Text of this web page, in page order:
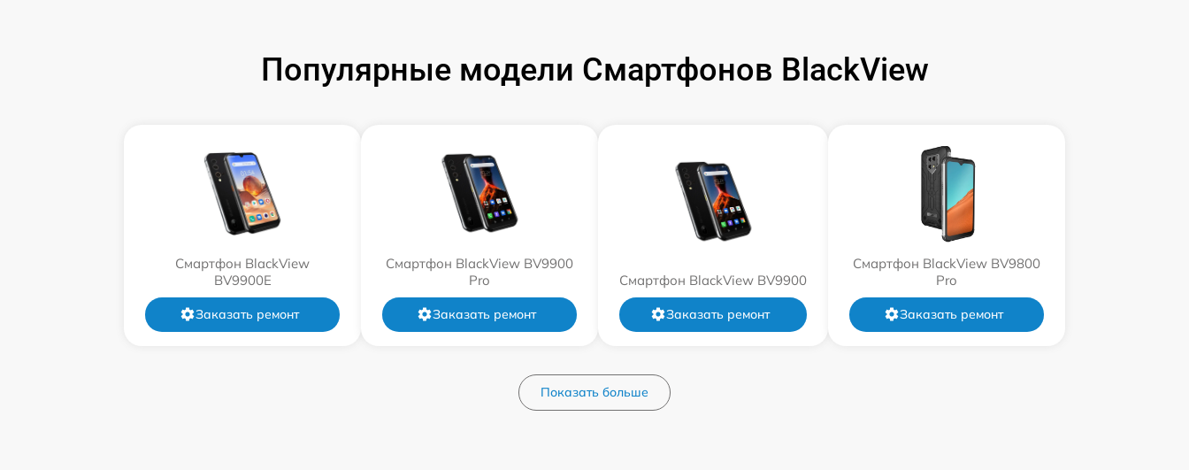
Популярные модели Смартфонов BlackView
Смартфон BlackView
BV9900E
Заказать ремонт
Смартфон BlackView BV9900
Pro
Заказать ремонт
Смартфон BlackView BV9900
Заказать ремонт
Смартфон BlackView BV9800
Pro
Заказать ремонт
Показать больше